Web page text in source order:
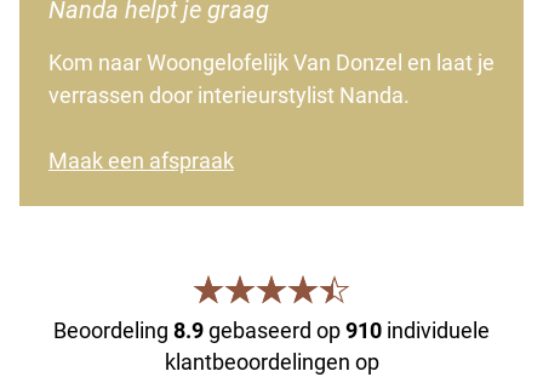
Nanda helpt je graag
Kom naar Woongelofelijk Van Donzel en laat je
verrassen door interieurstylist Nanda.
Maak een afspraak
Beoordeling 8.9gebaseerd op910 individuele
klantbeoordelingen op